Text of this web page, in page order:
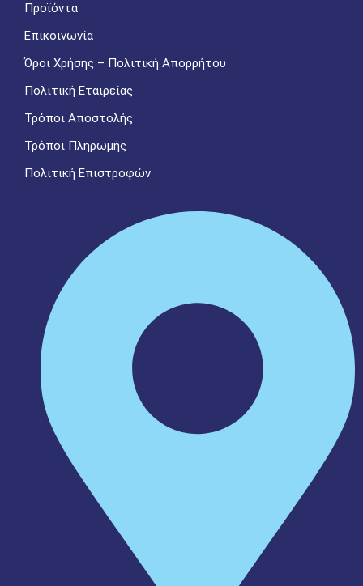
Προϊόντα
Επικοινωνία
Όροι Χρήσης – Πολιτική Απορρήτου
Πολιτική Εταιρείας
Τρόποι Αποστολής
Τρόποι Πληρωμής
Πολιτική Επιστροφών